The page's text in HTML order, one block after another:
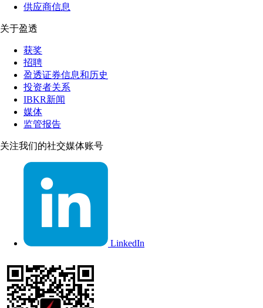
供应商信息
关于盈透
获奖
招聘
盈透证券信息和历史
投资者关系
IBKR新闻
媒体
监管报告
关注我们的社交媒体账号
LinkedIn